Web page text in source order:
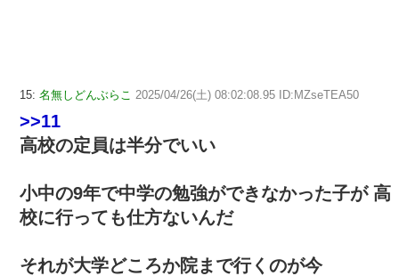
15: 名無しどんぶらこ 2025/04/26(土) 08:02:08.95 ID:MZseTEA50
>>11
高校の定員は半分でいい
小中の9年で中学の勉強ができなかった子が 高
校に行っても仕方ないんだ
それが大学どころか院まで行くのが今